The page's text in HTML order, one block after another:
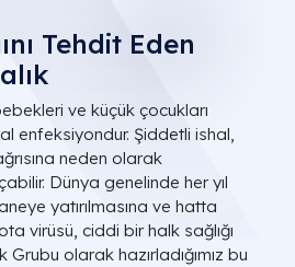
Tehdit Eden
ve küçük çocukları
enfeksiyondur. Şiddetli ishal,
neden olarak
Dünya genelinde her yıl
yatırılmasına ve hatta
virüsü, ciddi bir halk sağlığı
Grubu olarak hazırladığımız bu